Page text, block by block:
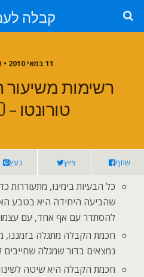
קבלה
11 במאי 2010 • אין תגובות
רשימות משיעור
טורונטו – 11.5.2010
שתף ציוץ נעץ
כל הבעיות בימינו, מתעוררות
שהביעה היחידה היא בטבע
להסתדר עם אף אחד, עם
חכמת הקבלה מתגלה בזמננו,
נמצאים בדור שמגלה
חכמת הקבלה היא שיטה